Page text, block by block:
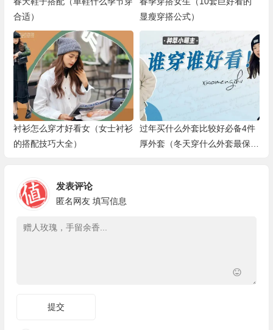
合适）
显瘦穿搭公式）
衬衫怎么穿才好看女（女士衬衫
的搭配技巧大全）
过年买什么外套比较好必备4件
厚外套（冬天穿什么外套最保暖
发表评论
匿名网友 填写信息